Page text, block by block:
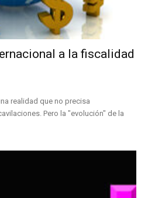
a la fiscalidad
realidad que no precisa
Pero la "evolución" de la